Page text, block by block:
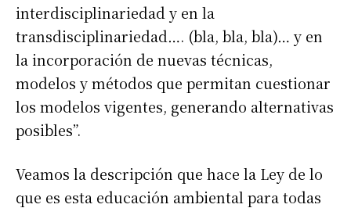
interdisciplinariedad y en la
transdisciplinariedad…. (bla, bla, bla)… y en
la incorporación de nuevas técnicas,
modelos y métodos que permitan cuestionar
los modelos vigentes, generando alternativas
posibles”.
Veamos la descripción que hace la Ley de lo
que es esta educación ambiental para todas